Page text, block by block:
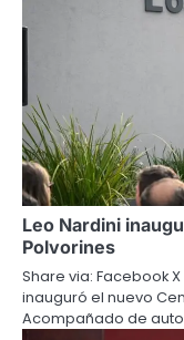
Leo Nardini
Polvorines
Share via: Facebook
inauguró el nuevo
Acompañado de